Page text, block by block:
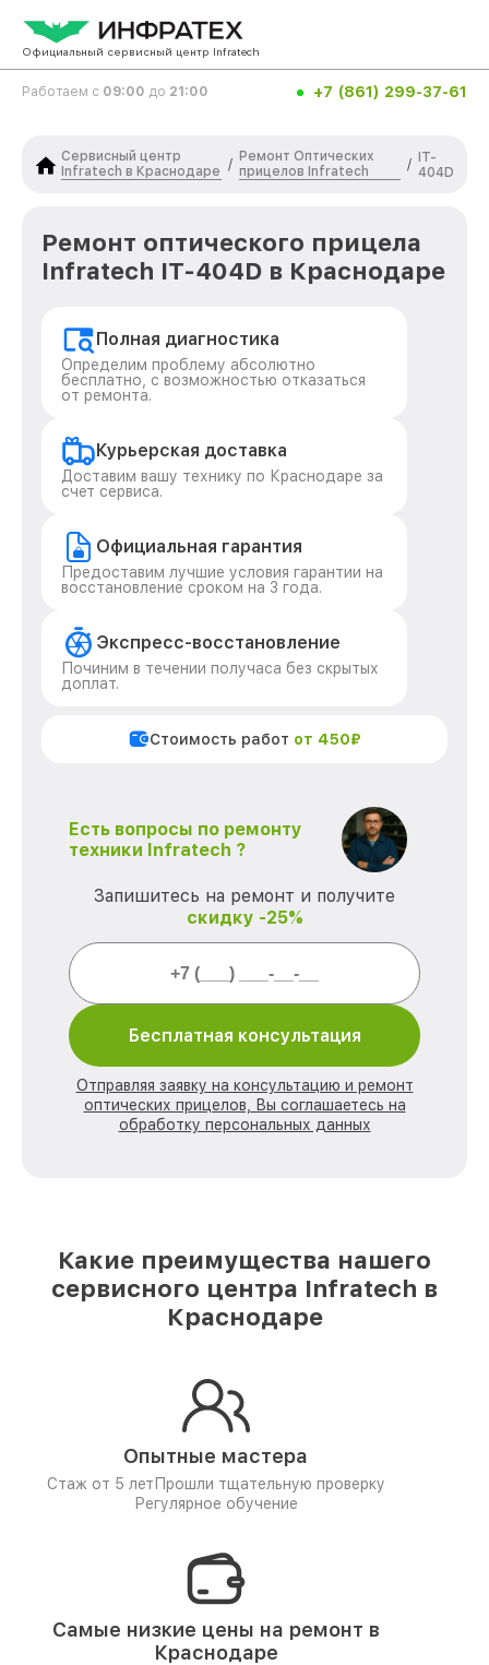
Официальный сервисный центр Infratech
Работаем с 09:00 до 21:00 +7 (861) 299-37-61
Сервисный центр
Infratech в Краснодаре /
Ремонт Оптических
прицелов Infratech
/ IT-
404D
Ремонт оптического прицела
Infratech IT-404D в Краснодаре
Полная диагностика
Определим проблему абсолютно
бесплатно, с возможностью отказаться
от ремонта.
Курьерская доставка
Доставим вашу технику по Краснодаре за
счет сервиса.
Официальная гарантия
Предоставим лучшие условия гарантии на
восстановление сроком на 3 года.
Экспресс-восстановление
Починим в течении получаса без скрытых
доплат.
Стоимость работ от 450₽
Есть вопросы по ремонту
техники Infratech ?
Запишитесь на ремонт и получите
скидку -25%
Бесплатная консультация
Отправляя заявку на консультацию и ремонт
оптических прицелов, Вы соглашаетесь на
обработку персональных данных
Какие преимущества нашего
сервисного центра Infratech в
Краснодаре
Опытные мастера
Стаж от 5 лет Прошли тщательную проверку
Регулярное обучение
Самые низкие цены на ремонт в
Краснодаре